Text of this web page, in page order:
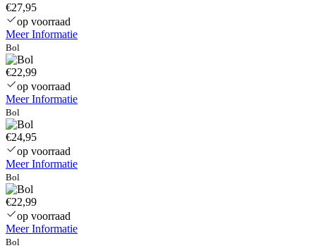
€27,95
op voorraad
Meer Informatie
Bol
€22,99
op voorraad
Meer Informatie
Bol
€24,95
op voorraad
Meer Informatie
Bol
€22,99
op voorraad
Meer Informatie
Bol